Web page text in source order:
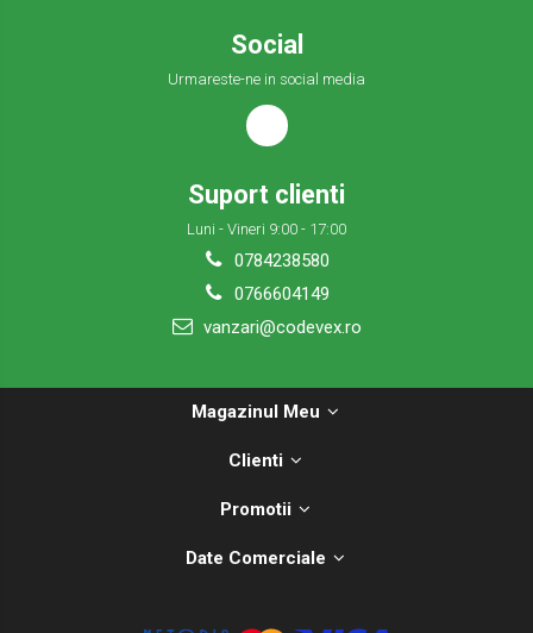
Social
Urmareste-ne in social media
Suport clienti
Luni - Vineri 9:00 - 17:00
0784238580
0766604149
vanzari@codevex.ro
Magazinul Meu
Clienti
Promotii
Date Comerciale